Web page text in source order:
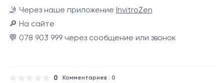
🤳 Через наше приложение InvitroZen
🔎 На сайте
💬 078 903 999 через сообщение или звонок
0 Комментариев : 0